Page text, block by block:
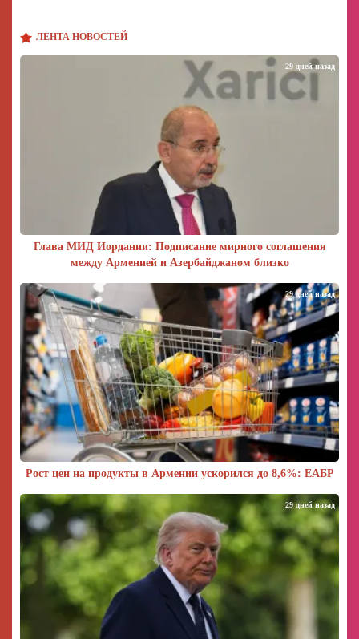
ЛЕНТА НОВОСТЕЙ
Глава МИД Иордании: Подписание мирного соглашения
между Арменией и Азербайджаном близко
29 дней назад
Рост цен на продукты в Армении ускорился до 8,6%: ЕАБР
29 дней назад
29 дней назад